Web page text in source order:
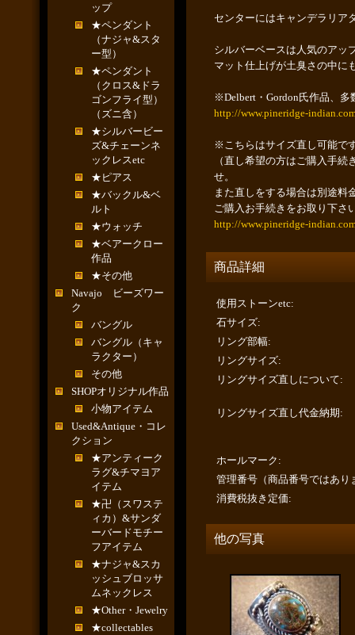
ップ
★ペンダント
（ナジャ&スタ
ー型）
★ペンダント
（クロス&ドラ
ゴンフライ型）
（ズニ含）
★シルバービー
ズ&チェーンネ
ックレスetc
★ピアス
★バックル&ベ
ルト
★ウォッチ
★ベアークロー
作品
★その他
Navajo ビーズワー
ク
バングル
バングル（キャ
ラクター）
その他
SHOPオリジナル作品
小物アイテム
Used&Antique・コレ
クション
★アンティーク
ラグ&チマヨア
イテム
★卍（スワステ
ィカ）&サンダ
ーバードモチー
フアイテム
★ナジャ&スカ
ッシュブロッサ
ムネックレス
★Other・Jewelry
★collectables
センターにはキャンデラリア
シルバーベースは人気のアッ
マット仕上げが土臭さの中に
※Delbert・Gordon氏作品、
http://www.pineridge-
※こちらはサイズ直し可能で
（直し希望の方はご購入手
せ。
また直しをする場合は別途料
ご購入お手続きをお取り下さ
http://www.pineridge-
商品詳細
使用ストーンetc:
石サイズ:
リング部幅:
リングサイズ:
リングサイズ直しについて:
リングサイズ直し代金納期:
ホールマーク :
管理番号（商品番号ではあり
消費税抜き定価:
他の写真